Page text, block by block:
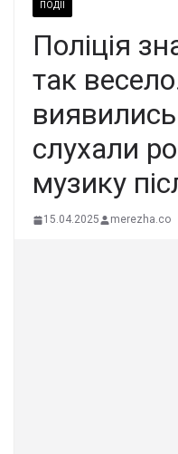
ПОДІЇ
Пoліція
так
слухали
музику
15.04.2025 merezha.co